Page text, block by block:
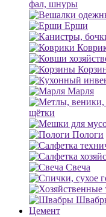
фал, шнуры
Ерши
Марля
щётки
Пологи
Свеча
Цемент